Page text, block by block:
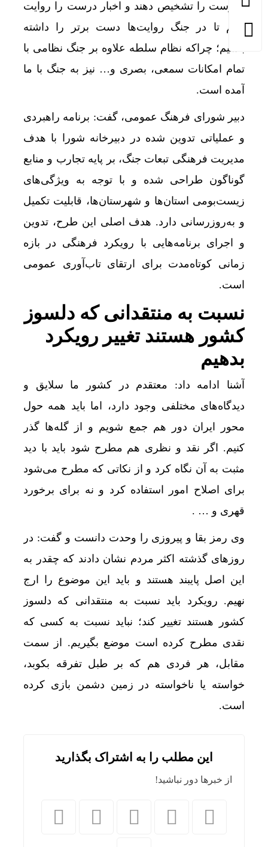
نادرست را تشخیص دهند و اخبار درست را روایت
کنیم تا در جنگ روایت‌ها دست برتر را داشته
باشیم؛ چراکه نظام سلطه علاوه بر جنگ نظامی با
تمام امکانات سمعی،‌ بصری و… نیز به جنگ با ما
آمده است.
دبیر شورای فرهنگ عمومی، گفت: برنامه راهبردی
و عملیاتی تدوین‌ شده در دبیرخانه شورا با هدف
مدیریت فرهنگی تبعات جنگ، بر پایه تجارب و منابع
گوناگون طراحی شده و با توجه به ویژگی‌های
زیست‌بومی استان‌ها و شهرستان‌ها، قابلیت تکمیل
و به‌روزرسانی دارد. هدف اصلی این طرح، تدوین
و اجرای برنامه‌هایی با رویکرد فرهنگی در بازه
زمانی کوتاه‌مدت برای ارتقای تاب‌آوری عمومی
است.
نسبت به منتقدانی که دلسوز
کشور هستند تغییر رویکرد
بدهیم
آشنا ادامه داد: معتقدم در کشور ما سلایق و
دیدگاه‌های مختلفی وجود دارد، اما باید همه حول
محور ایران دور هم جمع شویم و از گله‌ها گذر
کنیم. اگر نقد و نظری هم مطرح شود باید با دید
مثبت به آن نگاه کرد و از نکاتی که مطرح می‌شود
برای اصلاح امور استفاده کرد و نه برای برخورد
قهری و … .
وی رمز بقا و پیروزی را وحدت دانست و گفت: در
روزهای گذشته اکثر مردم نشان دادند که چقدر به
این اصل پایبند هستند و باید این موضوع را ارج
نهیم. رویکرد باید نسبت به منتقدانی که دلسوز
کشور هستند تغییر کند؛ نباید نسبت به کسی که
نقدی مطرح کرده است موضع بگیریم. از سمت
مقابل، هر فردی هم که بر طبل تفرقه بکوبد،
خواسته یا ناخواسته در زمین دشمن بازی کرده
است.
این مطلب را به اشتراک بگذارید
از خبرها دور نباشید!